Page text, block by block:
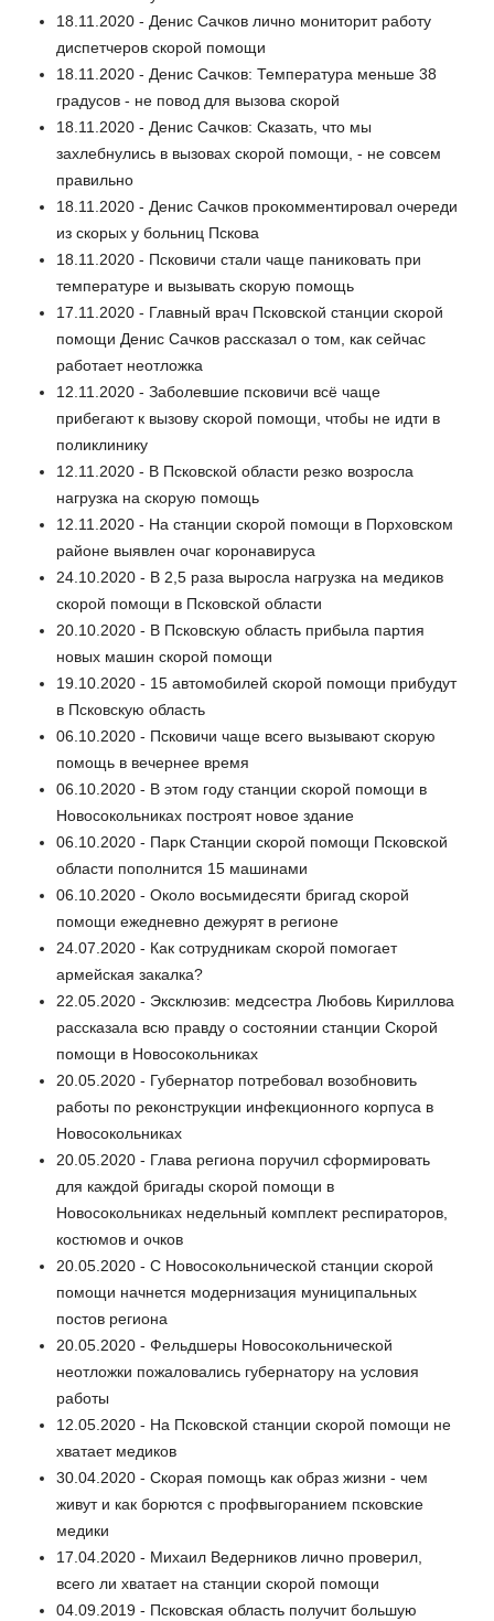
18.11.2020 - Денис Сачков лично мониторит работу
диспетчеров скорой помощи
18.11.2020 - Денис Сачков: Температура меньше 38
градусов - не повод для вызова скорой
18.11.2020 - Денис Сачков: Сказать, что мы
захлебнулись в вызовах скорой помощи, - не совсем
правильно
18.11.2020 - Денис Сачков прокомментировал очереди
из скорых у больниц Пскова
18.11.2020 - Псковичи стали чаще паниковать при
температуре и вызывать скорую помощь
17.11.2020 - Главный врач Псковской станции скорой
помощи Денис Сачков рассказал о том, как сейчас
работает неотложка
12.11.2020 - Заболевшие псковичи всё чаще
прибегают к вызову скорой помощи, чтобы не идти в
поликлинику
12.11.2020 - В Псковской области резко возросла
нагрузка на скорую помощь
12.11.2020 - На станции скорой помощи в Порховском
районе выявлен очаг коронавируса
24.10.2020 - В 2,5 раза выросла нагрузка на медиков
скорой помощи в Псковской области
20.10.2020 - В Псковскую область прибыла партия
новых машин скорой помощи
19.10.2020 - 15 автомобилей скорой помощи прибудут
в Псковскую область
06.10.2020 - Псковичи чаще всего вызывают скорую
помощь в вечернее время
06.10.2020 - В этом году станции скорой помощи в
Новосокольниках построят новое здание
06.10.2020 - Парк Станции скорой помощи Псковской
области пополнится 15 машинами
06.10.2020 - Около восьмидесяти бригад скорой
помощи ежедневно дежурят в регионе
24.07.2020 - Как сотрудникам скорой помогает
армейская закалка?
22.05.2020 - Эксклюзив: медсестра Любовь Кириллова
рассказала всю правду о состоянии станции Скорой
помощи в Новосокольниках
20.05.2020 - Губернатор потребовал возобновить
работы по реконструкции инфекционного корпуса в
Новосокольниках
20.05.2020 - Глава региона поручил сформировать
для каждой бригады скорой помощи в
Новосокольниках недельный комплект респираторов,
костюмов и очков
20.05.2020 - С Новосокольнической станции скорой
помощи начнется модернизация муниципальных
постов региона
20.05.2020 - Фельдшеры Новосокольнической
неотложки пожаловались губернатору на условия
работы
12.05.2020 - На Псковской станции скорой помощи не
хватает медиков
30.04.2020 - Скорая помощь как образ жизни - чем
живут и как борются с профвыгоранием псковские
медики
17.04.2020 - Михаил Ведерников лично проверил,
всего ли хватает на станции скорой помощи
04.09.2019 - Псковская область получит большую